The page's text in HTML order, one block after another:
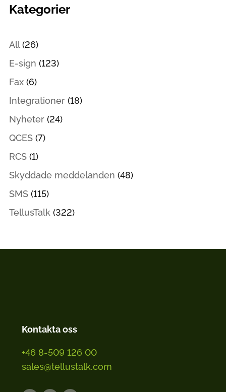
Kategorier
All(26)
E-sign (123)
Fax(6)
Integrationer(18)
Nyheter(24)
QCES(7)
RCS(1)
Skyddade meddelanden (48)
SMS(115)
TellusTalk (322)
Kontakta oss
+46 8-509 126 00
sales@tellustalk.com